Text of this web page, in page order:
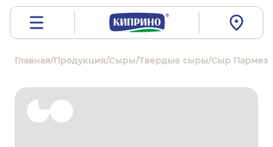
Главная/Продукция/Сыры/Твердые сыры/Сыр